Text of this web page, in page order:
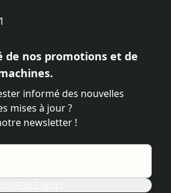
de nos promotions et de
informé des nouvelles
mises à jour ?
newsletter !